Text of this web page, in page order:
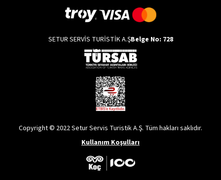
SETUR SERVİS TURİSTİK A.ŞBelge No: 728
Copyright © 2022 Setur Servis Turistik A.Ş. Tüm hakları saklıdır.
Kullanım Koşulları